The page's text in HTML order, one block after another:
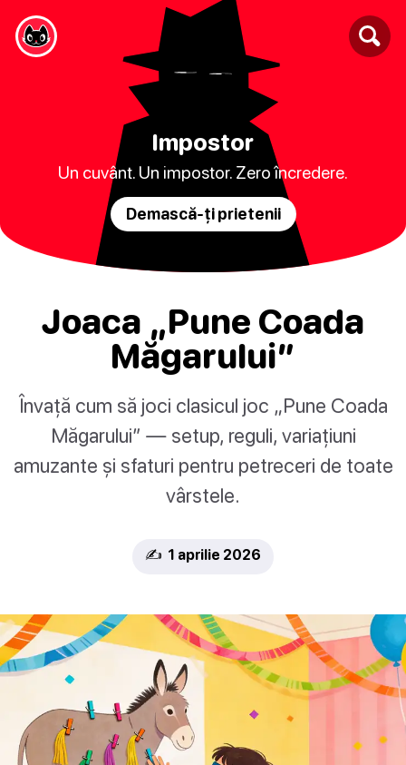
Impostor
Un cuvânt. Un impostor. Zero încredere.
Demască-ți prietenii
Joaca „Pune Coada
Măgarului”
Învață cum să joci clasicul joc „Pune Coada
Măgarului” — setup, reguli, variațiuni
amuzante și sfaturi pentru petreceri de toate
vârstele.
✍️ 1 aprilie 2026